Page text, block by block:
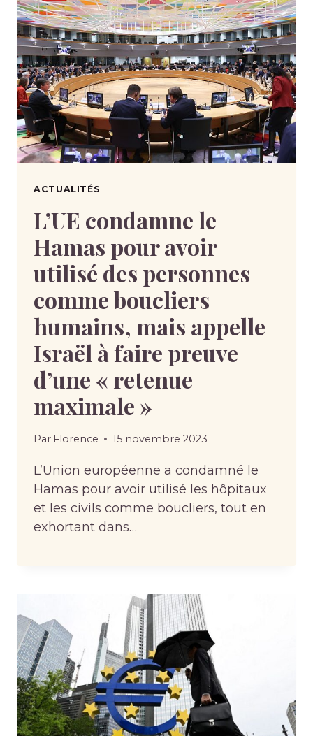
ACTUALITÉS
L’UE condamne le
Hamas pour avoir
utilisé des personnes
comme boucliers
humains, mais appelle
Israël à faire preuve
d’une « retenue
maximale »
Par Florence 15 novembre 2023
L’Union européenne a condamné le
Hamas pour avoir utilisé les hôpitaux
et les civils comme boucliers, tout en
exhortant dans…